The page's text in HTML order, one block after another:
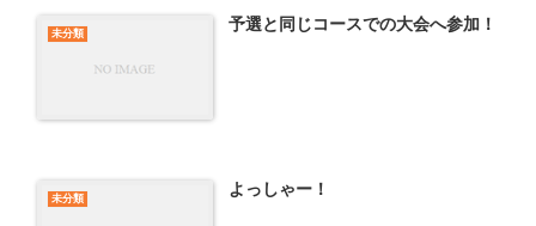
未分類 予選と同じコースでの大会へ参加！
未分類 よっしゃー！